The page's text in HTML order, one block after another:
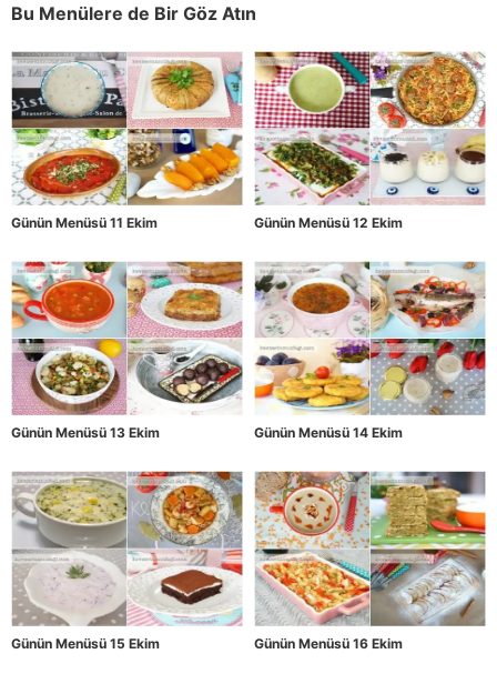
Bu Menülere de Bir Göz Atın
Günün Menüsü 11 Ekim Günün Menüsü 12 Ekim
Günün Menüsü 13 Ekim Günün Menüsü 14 Ekim
Günün Menüsü 15 Ekim Günün Menüsü 16 Ekim